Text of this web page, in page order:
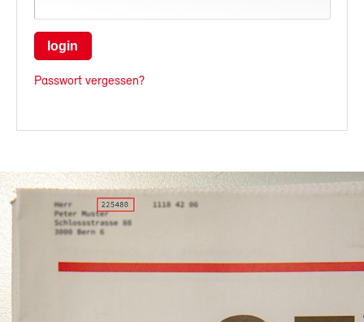
login
Passwort vergessen?